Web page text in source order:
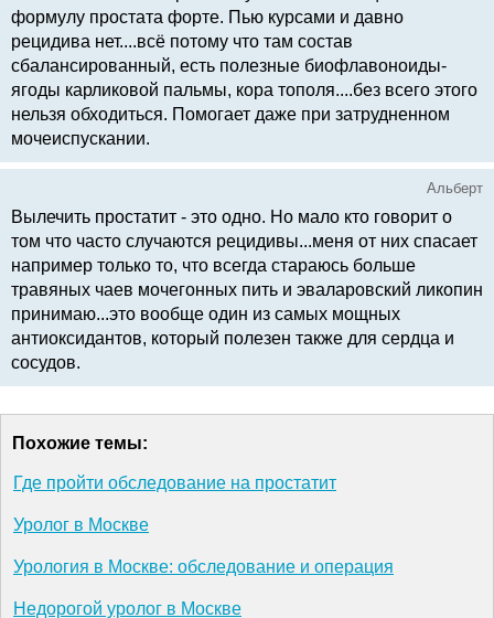
формулу простата форте. Пью курсами и давно
рецидива нет....всё потому что там состав
сбалансированный, есть полезные биофлавоноиды-
ягоды карликовой пальмы, кора тополя....без всего этого
нельзя обходиться. Помогает даже при затрудненном
мочеиспускании.
Альберт
Вылечить простатит - это одно. Но мало кто говорит о
том что часто случаются рецидивы...меня от них спасает
например только то, что всегда стараюсь больше
травяных чаев мочегонных пить и эваларовский ликопин
принимаю...это вообще один из самых мощных
антиоксидантов, который полезен также для сердца и
сосудов.
Похожие темы:
Где пройти обследование на простатит
Уролог в Москве
Урология в Москве: обследование и операция
Недорогой уролог в Москве